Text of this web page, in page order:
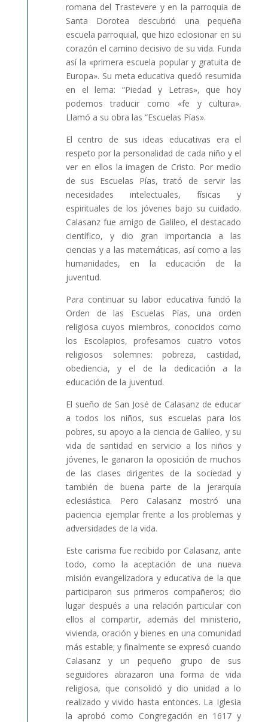
romana del Trastevere y en la parroquia de
Santa Dorotea descubrió una pequeña
escuela parroquial, que hizo eclosionar en su
corazón el camino decisivo de su vida. Funda
así la «primera escuela popular y gratuita de
Europa». Su meta educativa quedó resumida
en el lema: “Piedad y Letras», que hoy
podemos traducir como «fe y cultura».
Llamó a su obra las “Escuelas Pías».
El centro de sus ideas educativas era el
respeto por la personalidad de cada niño y el
ver en ellos la imagen de Cristo. Por medio
de sus Escuelas Pías, trató de servir las
necesidades intelectuales, físicas y
espirituales de los jóvenes bajo su cuidado.
Calasanz fue amigo de Galileo, el destacado
científico, y dio gran importancia a las
ciencias y a las matemáticas, así como a las
humanidades, en la educación de la
juventud.
Para continuar su labor educativa fundó la
Orden de las Escuelas Pías, una orden
religiosa cuyos miembros, conocidos como
los Escolapios, profesamos cuatro votos
religiosos solemnes: pobreza, castidad,
obediencia, y el de la dedicación a la
educación de la juventud.
El sueño de San José de Calasanz de educar
a todos los niños, sus escuelas para los
pobres, su apoyo a la ciencia de Galileo, y su
vida de santidad en servicio a los niños y
jóvenes, le ganaron la oposición de muchos
de las clases dirigentes de la sociedad y
también de buena parte de la jerarquía
eclesiástica. Pero Calasanz mostró una
paciencia ejemplar frente a los problemas y
adversidades de la vida.
Este carisma fue recibido por Calasanz, ante
todo, como la aceptación de una nueva
misión evangelizadora y educativa de la que
participaron sus primeros compañeros; dio
lugar después a una relación particular con
ellos al compartir, además del ministerio,
vivienda, oración y bienes en una comunidad
más estable; y finalmente se expresó cuando
Calasanz y un pequeño grupo de sus
seguidores abrazaron una forma de vida
religiosa, que consolidó y dio unidad a lo
realizado y vivido hasta entonces. La Iglesia
la aprobó como Congregación en 1617 y